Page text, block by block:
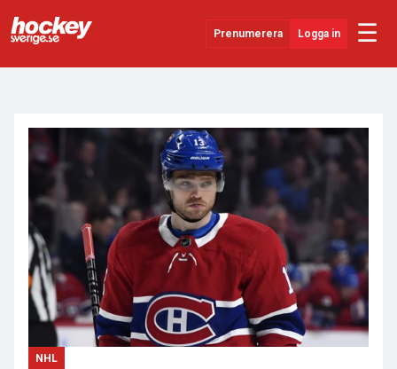
Prenumerera Logga in ☰
SHL
Evenemang
Övrigt
NHL